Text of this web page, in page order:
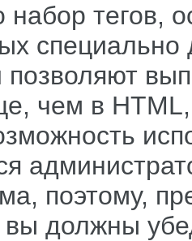
набор тегов,
чем в
поэтому,
должны